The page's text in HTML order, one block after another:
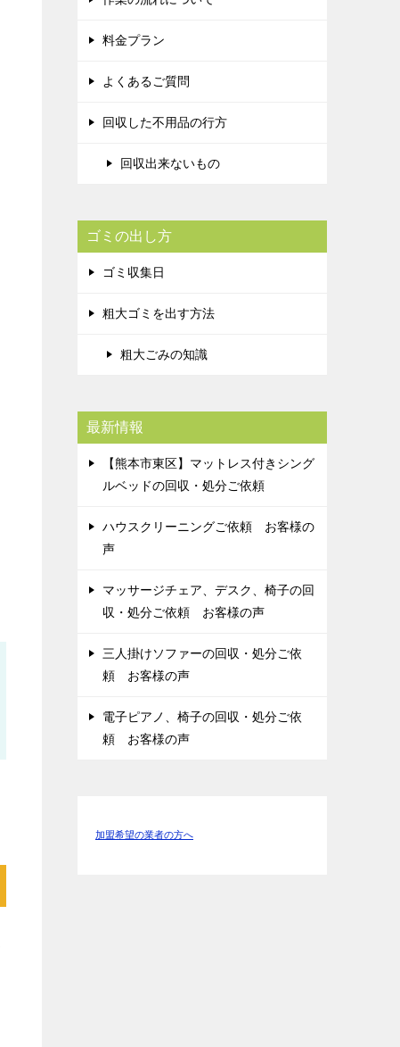
料金プラン
よくあるご質問
回収した不用品の行方
回収出来ないもの
ゴミの出し方
ゴミ収集日
粗大ゴミを出す方法
粗大ごみの知識
最新情報
【熊本市東区】マットレス付きシング
ルベッドの回収・処分ご依頼
ハウスクリーニングご依頼 お客様の
声
マッサージチェア、デスク、椅子の回
収・処分ご依頼 お客様の声
三人掛けソファーの回収・処分ご依
頼 お客様の声
電子ピアノ、椅子の回収・処分ご依
頼 お客様の声
加盟希望の業者の方へ